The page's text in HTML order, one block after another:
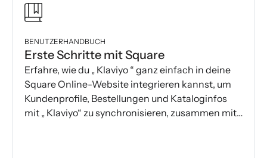
BENUTZERHANDBUCH
Erste Schritte mit Square
Erfahre, wie du „ Klaviyo “ ganz einfach in deine
Square Online-Website integrieren kannst, um
Kundenprofile, Bestellungen und Kataloginfos
mit „ Klaviyo“ zu synchronisieren, zusammen mit